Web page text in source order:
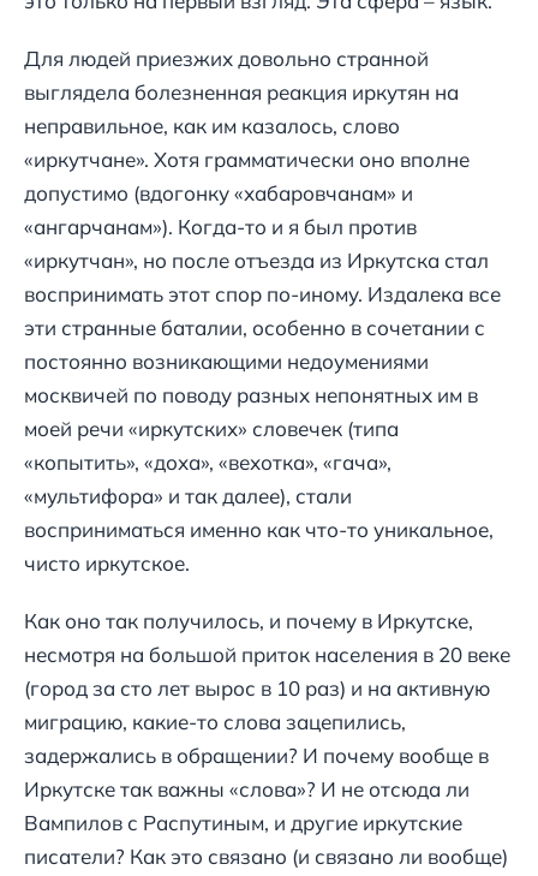
Для людей приезжих довольно странной
выглядела болезненная реакция иркутян на
неправильное, как им казалось, слово
«иркутчане». Хотя грамматически оно вполне
допустимо (вдогонку «хабаровчанам» и
«ангарчанам»). Когда-то и я был против
«иркутчан», но после отъезда из Иркутска стал
воспринимать этот спор по-иному. Издалека все
эти странные баталии, особенно в сочетании с
постоянно возникающими недоумениями
москвичей по поводу разных непонятных им в
моей речи «иркутских» словечек (типа
«копытить», «доха», «вехотка», «гача»,
«мультифора» и так далее), стали
восприниматься именно как что-то уникальное,
чисто иркутское.
Как оно так получилось, и почему в Иркутске,
несмотря на большой приток населения в 20 веке
(город за сто лет вырос в 10 раз) и на активную
миграцию, какие-то слова зацепились,
задержались в обращении? И почему вообще в
Иркутске так важны «слова»? И не отсюда ли
Вампилов с Распутиным, и другие иркутские
писатели? Как это связано (и связано ли вообще)